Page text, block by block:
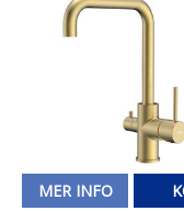
MER INFO